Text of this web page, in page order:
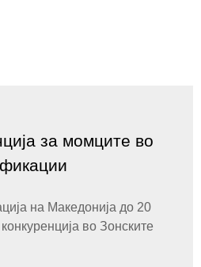
за момците во
на Македонија до 20
во Зонските